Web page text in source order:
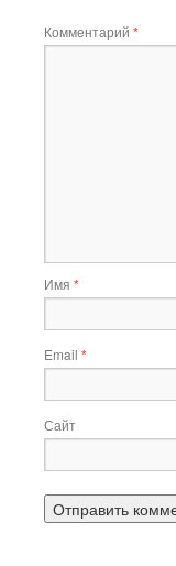
Комментарий *
Имя *
Email *
Сайт